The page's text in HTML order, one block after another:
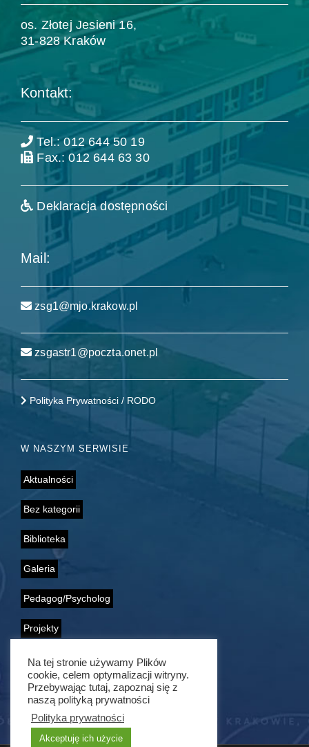
os. Złotej Jesieni 16,
31-828 Kraków
Kontakt:
Tel.: 012 644 50 19
Fax.: 012 644 63 30
Deklaracja dostępności
Mail:
zsg1@mjo.krakow.pl
zsgastr1@poczta.onet.pl
Polityka Prywatności / RODO
W NASZYM SERWISIE
Aktualności
Bez kategorii
Biblioteka
Galeria
Pedagog/Psycholog
Projekty
Samorząd Uczniowski
Wolontariat
Na tej stronie używamy Plików
cookie, celem optymalizacji witryny.
Przebywając tutaj, zapoznaj się z
naszą polityką prywatności
Polityka prywatności
Akceptuję ich użycie